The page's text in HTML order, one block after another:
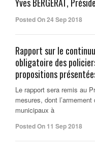
Yves BERGERAT,
Posted On 24 Sep 2018
Rapport sur le
obligatoire des
propositions
Le rapport sera remis au
mesures, dont
municipaux à
Posted On 11 Sep 2018